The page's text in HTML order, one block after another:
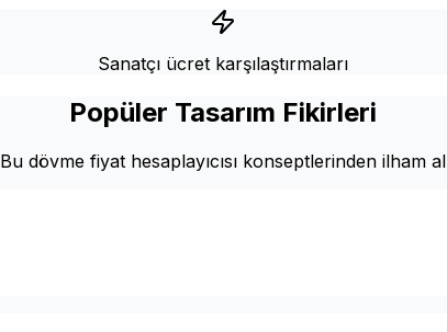
Sanatçı ücret karşılaştırmaları
Popüler Tasarım Fikirleri
Bu dövme fiyat hesaplayıcısı konseptlerinden ilham al